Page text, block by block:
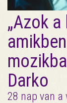
„Azok
Darko
28 nap van a